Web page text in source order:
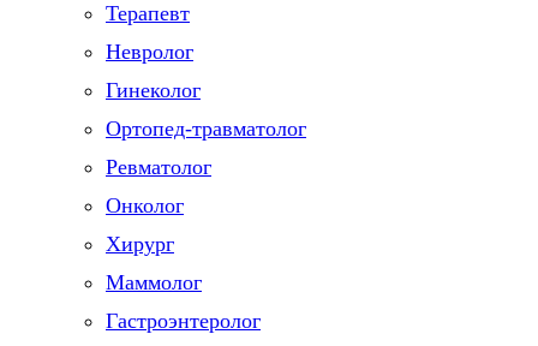
Терапевт
Невролог
Гинеколог
Ортопед-травматолог
Ревматолог
Онколог
Хирург
Маммолог
Гастроэнтеролог